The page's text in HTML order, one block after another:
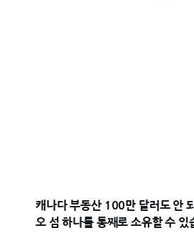
캐나다 부동산 100만 달러도 안
오 섬 하나를 통째로 소유할 수 있